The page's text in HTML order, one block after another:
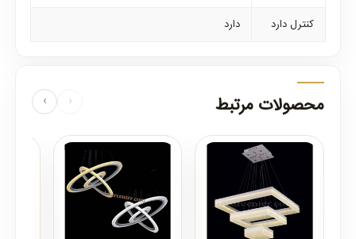
کنترل دارد
دارد
محصولات مرتبط ‹
›